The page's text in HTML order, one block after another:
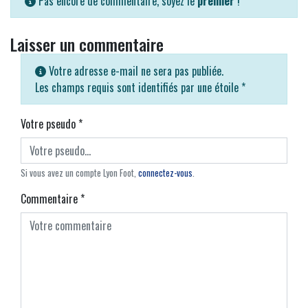
Laisser un commentaire
Votre adresse e-mail ne sera pas publiée.
Les champs requis sont identifiés par une étoile *
Votre pseudo*
Si vous avez un compte Lyon Foot, connectez-vous.
Commentaire*